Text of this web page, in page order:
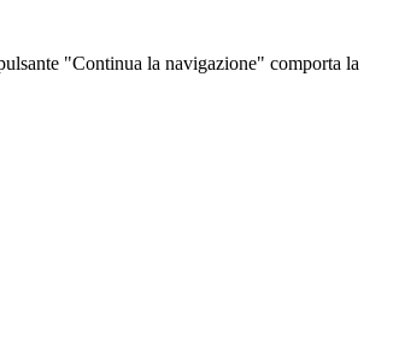
"Continua la navigazione" comporta la